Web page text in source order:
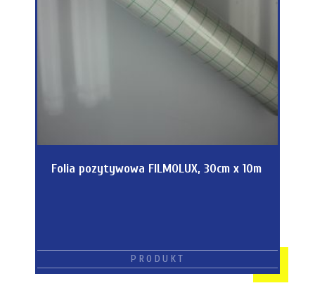
Folia pozytywowa FILMOLUX, 30cm x 10m